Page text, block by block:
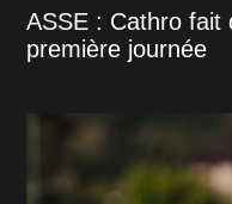
ASSE : Cathro fait
première journée